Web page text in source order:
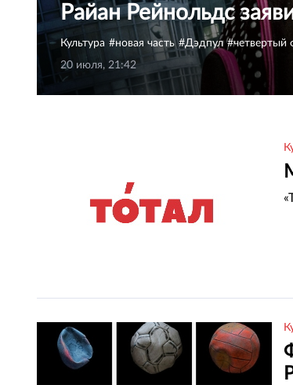
Райан Рейнольдс
Культура новая часть Дэдпул
четвертый
20 июля, 21:42